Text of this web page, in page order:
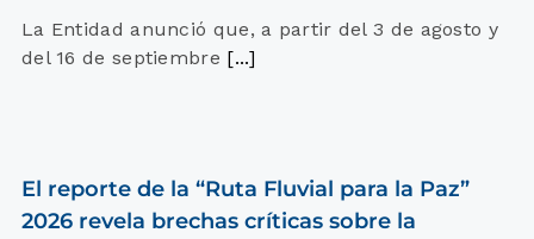
La Entidad anunció que, a partir del 3 de agosto y
del 16 de septiembre [...]
El reporte de la “Ruta Fluvial para la Paz”
2026 revela brechas críticas sobre la